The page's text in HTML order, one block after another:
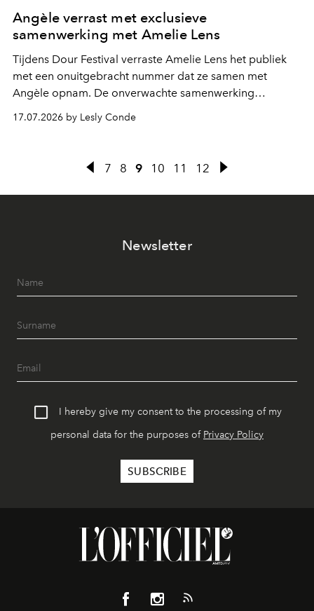
Angèle verrast met exclusieve
samenwerking met Amelie Lens
Tijdens Dour Festival verraste Amelie Lens het publiek
met een onuitgebracht nummer dat ze samen met
Angèle opnam. De onverwachte samenwerking
bevestigt de elektronische koers die de Belgische
zangeres de voorbije maanden steeds nadrukkelijker
17.07.2026 by Lesly Conde
7 8 9 10 11 12
Newsletter
I hereby give my consent to the processing of my
personal data for the purposes of Privacy Policy